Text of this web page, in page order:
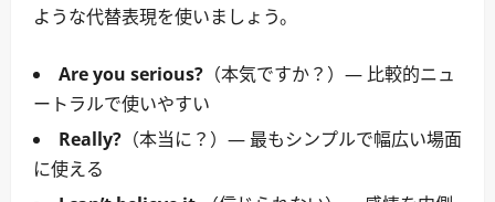
ような代替表現を使いましょう。
Are you serious? （本気ですか？）― 比較的ニュ
ートラルで使いやすい
Really? （本当に？）― 最もシンプルで幅広い場面
に使える